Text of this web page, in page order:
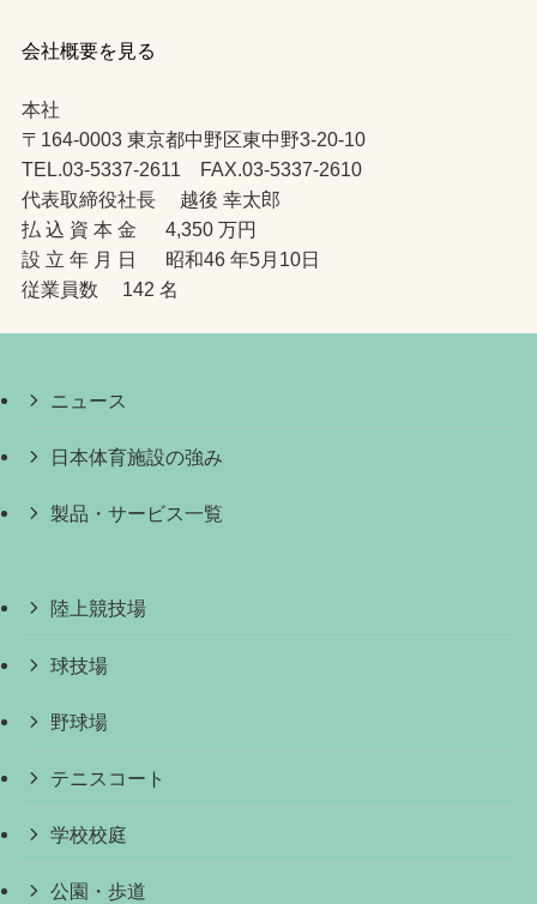
会社概要を見る
本社
〒164-0003 東京都中野区東中野3-20-10
TEL.03-5337-2611 FAX.03-5337-2610
代表取締役社長 越後 幸太郎
払 込 資 本 金 4,350 万円
設 立 年 月 日 昭和46 年5月10日
従業員数 142 名
ニュース
日本体育施設の強み
製品・サービス一覧
陸上競技場
球技場
野球場
テニスコート
学校校庭
公園・歩道